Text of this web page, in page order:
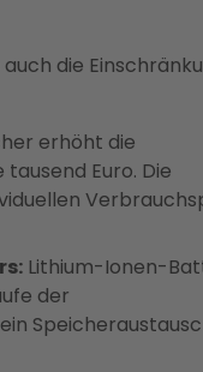
die
erhöht die
Euro. Die
Lithium-Ionen-
der